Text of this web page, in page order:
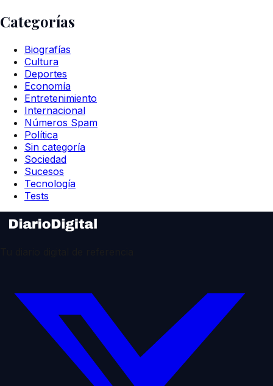
Categorías
Biografías
Cultura
Deportes
Economía
Entretenimiento
Internacional
Números Spam
Política
Sin categoría
Sociedad
Sucesos
Tecnología
Tests